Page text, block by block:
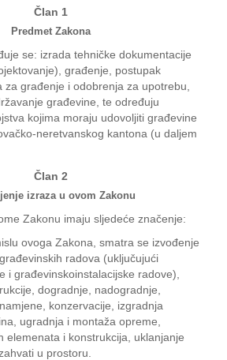
Član 1
Predmet Zakona
se: izrada tehničke dokumentacije
građenje, postupak
za građenje i odobrenja za upotrebu,
građevine, te određuju
kojima moraju udovoljiti građevine
neretvanskog kantona (u daljem
Član 2
izraza u ovom Zakonu
Zakonu imaju sljedeće značenje:
ovoga Zakona, smatra se izvođenje
radova (uključujući
i građevinskoinstalacijske radove),
dogradnje, nadogradnje,
konzervacije, izgradnja
ugradnja i montaža opreme,
elemenata i konstrukcija, uklanjanje
u prostoru.